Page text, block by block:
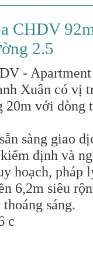
CHDV
2.5
-
Xuân có vị
20m với dòng
sàng giao
định và
hoạch, pháp
6,2m siêu
sáng.
c